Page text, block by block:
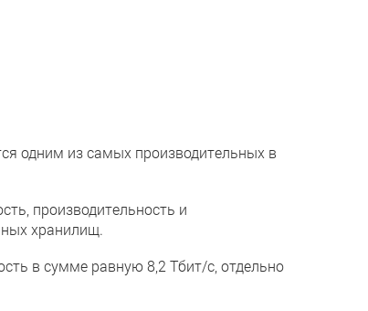
одним из самых производительных в
производительность и
хранилищ.
в сумме равную 8,2 Тбит/с, отдельно